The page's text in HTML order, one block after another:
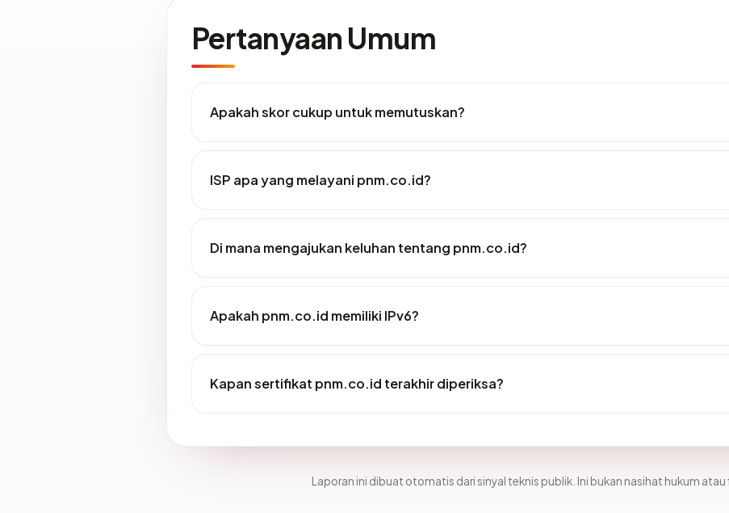
Pertanyaan Umum
Apakah skor cukup untuk memutuskan?
ISP apa yang melayani pnm.co.id?
Di mana mengajukan keluhan tentang pnm.co.id?
Apakah pnm.co.id memiliki IPv6?
Kapan sertifikat pnm.co.id terakhir diperiksa?
Laporan ini dibuat otomatis dari sinyal teknis publik. Ini bukan nasihat hukum atau